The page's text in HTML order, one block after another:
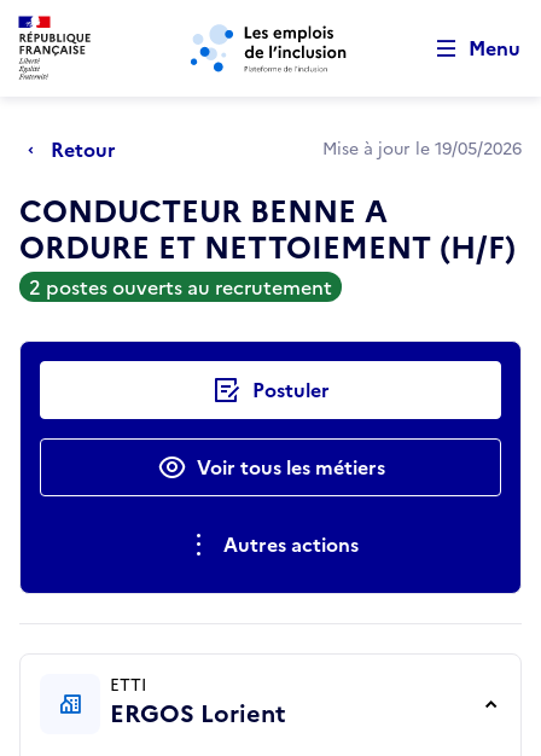
Aller au menu principal Aller au contenu principal
Menu
Retour Mise à jour le 19/05/2026
CONDUCTEUR BENNE A
ORDURE ET NETTOIEMENT (H/F)
2 postes ouverts au recrutement
Actions rapides Postuler
Voir tous les métiers
Autres actions
ETTI
ERGOS Lorient
Retour au début de la page
Panneau de gestion des cookies